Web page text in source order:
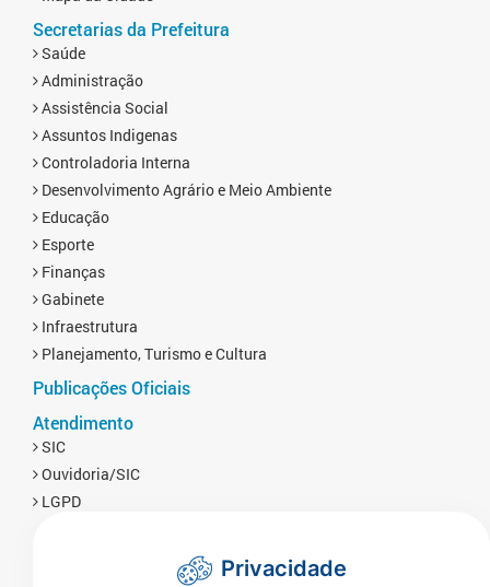
Secretarias da Prefeitura
Saúde
Administração
Assistência Social
Assuntos Indigenas
Controladoria Interna
Desenvolvimento Agrário e Meio Ambiente
Educação
Esporte
Finanças
Gabinete
Infraestrutura
Planejamento, Turismo e Cultura
Publicações Oficiais
Atendimento
SIC
Ouvidoria/SIC
LGPD
Privacidade